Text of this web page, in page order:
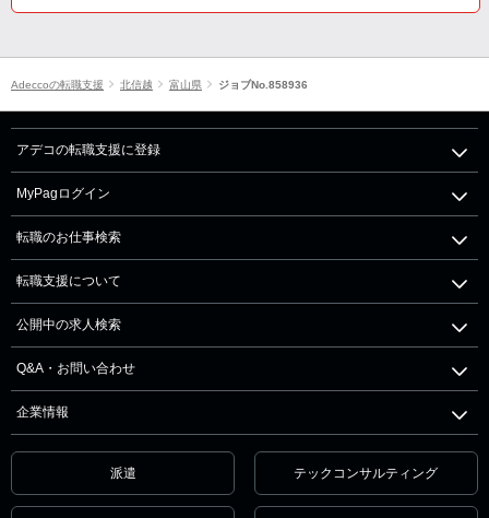
Adeccoの転職支援 北信越 富山県 ジョブNo.858936
アデコの転職支援に登録
MyPagログイン
転職のお仕事検索
転職支援について
公開中の求人検索
Q&A・お問い合わせ
企業情報
派遣 テックコンサルティング